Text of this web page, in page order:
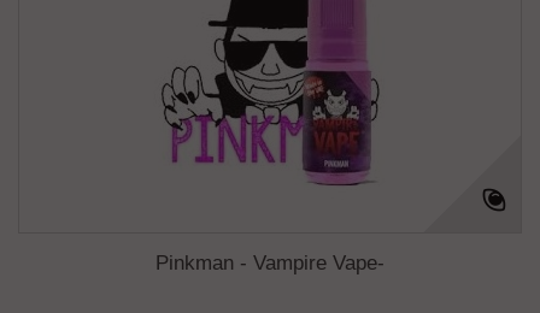
Pinkman - Vampire Vape-